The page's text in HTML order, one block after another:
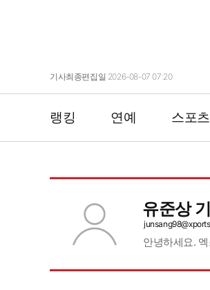
기사최종편집일 2026-08-07 07:20
랭킹 연예 스포츠
유준상
안녕하세요.